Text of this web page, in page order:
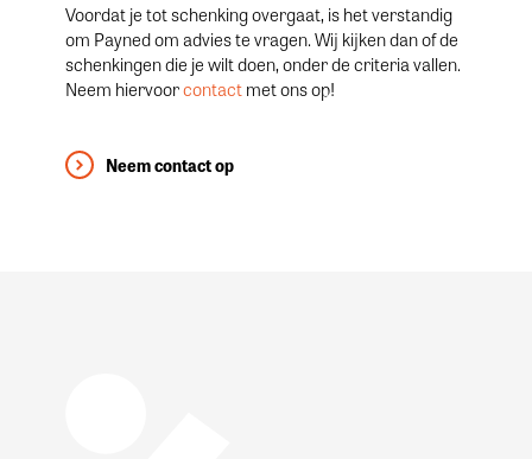
Voordat je tot schenking overgaat, is het verstandig
om Payned om advies te vragen. Wij kijken dan of de
schenkingen die je wilt doen, onder de criteria vallen.
Neem hiervoorcontactmet ons op!
Neem contact op